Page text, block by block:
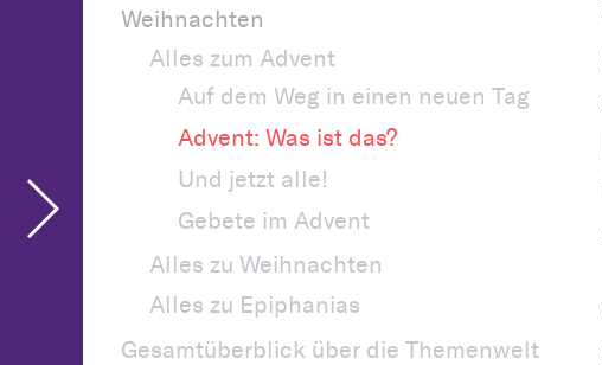
Weihnachten
Alles zum Advent
Auf dem Weg in einen neuen Tag
Advent: Was ist das?
Und jetzt alle!
Gebete im Advent
Alles zu Weihnachten
Alles zu Epiphanias
Gesamtüberblick über die Themenwelt